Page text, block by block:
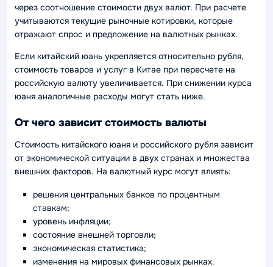
через соотношение стоимости двух валют. При расчете
учитываются текущие рыночные котировки, которые
отражают спрос и предложение на валютных рынках.
Если китайский юань укрепляется относительно рубля,
стоимость товаров и услуг в Китае при пересчете на
российскую валюту увеличивается. При снижении курса
юаня аналогичные расходы могут стать ниже.
От чего зависит стоимость валюты
Стоимость китайского юаня и российского рубля зависит
от экономической ситуации в двух странах и множества
внешних факторов. На валютный курс могут влиять:
решения центральных банков по процентным
ставкам;
уровень инфляции;
состояние внешней торговли;
экономическая статистика;
изменения на мировых финансовых рынках.